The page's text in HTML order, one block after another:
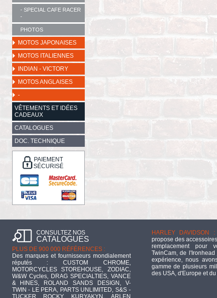
- SPECIAL CAFE RACER
-
PHOTOS
MOTOS JAPONAISES
MOTOS ITALIENNES
INDIAN - VICTORY
MOTOS ANGLAISES
-
VÊTEMENTS ET IDÉES
CADEAUX
CATALOGUES
DOC. TECHNIQUE
PAIEMENT
SÉCURISÉ
CONSULTEZ NOS
CATALOGUES
PLUS DE 900 000 RÉFÉRENCES :
Des marques et fournisseurs mondialement
réputés : CUSTOM CHROME,
MOTORCYCLES STOREHOUSE, ZODIAC,
W&W Cycles, DRAG SPECIALTIES, VANCE
& HINES, ROLAND SANDS DESIGN, V-
TWIN - LE PERA, PARTS UNLIMITED, S&S -
TUCKER ROCKY, KURYAKYN, ARLEN
HARLEY DAVIDSON :
propose des
remplacement pour
TwinCam, de
expérience, nous
gamme de plusieurs
des USA, d'Europe et